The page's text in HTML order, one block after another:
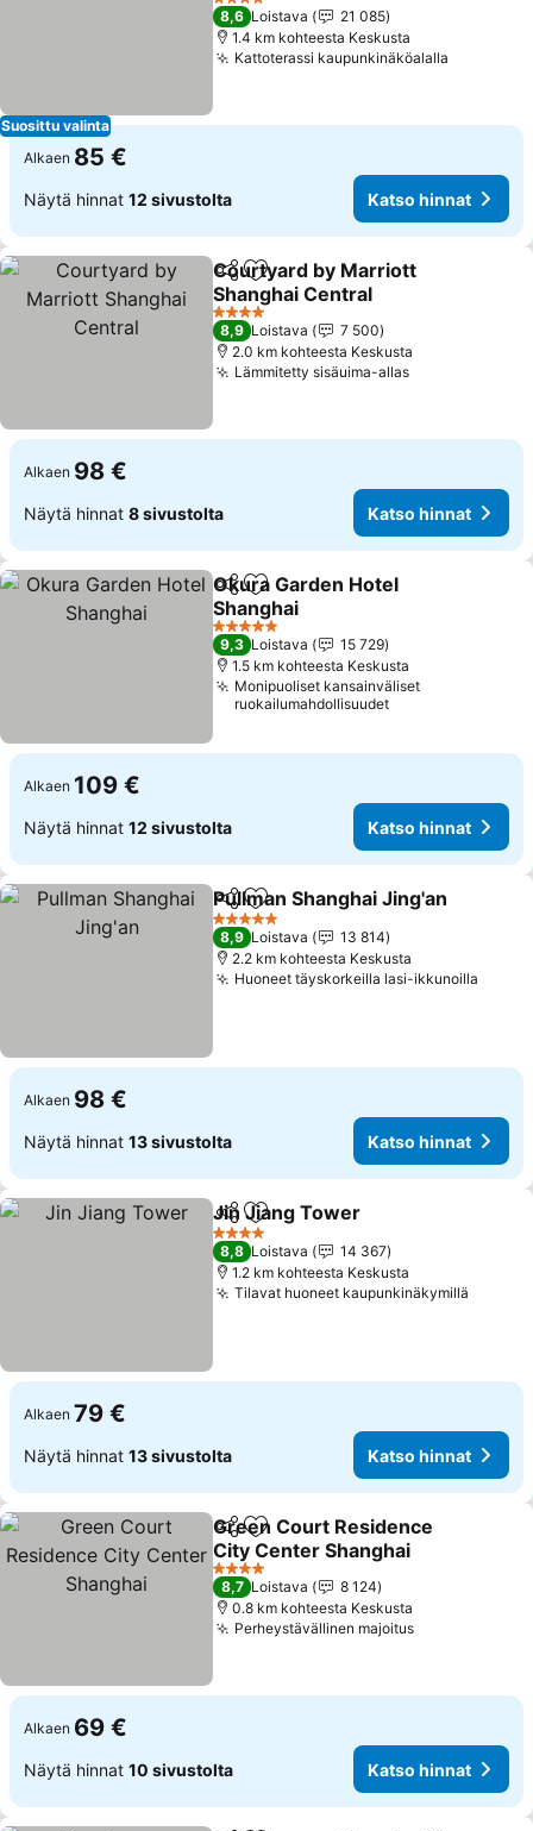
Suosittu valinta
Katso hinnat
4 Tähtiluokitus
8,6 Loistava
21 085
1.4 km kohteesta Keskusta
Kattoterassi kaupunkinäköalalla
Alkaen 85 €
Näytä hinnat 12 sivustolta Katso hinnat
Jaa Lisää suosikkeihin
Courtyard by Marriott
Shanghai Central
Katso hinnat
4 Tähtiluokitus
8,9 Loistava
7 500
2.0 km kohteesta Keskusta
Lämmitetty sisäuima-allasKatso hinnat
Alkaen 98 €
Näytä hinnat 8 sivustolta Katso hinnat
Jaa Lisää suosikkeihin
Okura Garden Hotel
Shanghai
Katso hinnat
5 Tähtiluokitus
9,3 Loistava
15 729
1.5 km kohteesta Keskusta
Monipuoliset kansainväliset
ruokailumahdollisuudet
Alkaen 109 €
Näytä hinnat 12 sivustolta Katso hinnat
Jaa Lisää suosikkeihin
Pullman Shanghai Jing'an
5 Tähtiluokitus
8,9 Loistava
13 814
2.2 km kohteesta Keskusta
Huoneet täyskorkeilla lasi-ikkunoilla
Alkaen 98 €
Näytä hinnat 13 sivustolta Katso hinnat
Jaa Lisää suosikkeihin
Jin Jiang Tower
4 Tähtiluokitus
8,8 Loistava
14 367
1.2 km kohteesta Keskusta
Tilavat huoneet kaupunkinäkymillä
Alkaen 79 €
Näytä hinnat 13 sivustolta Katso hinnat
Jaa Lisää suosikkeihin
Green Court Residence
City Center Shanghai
Katso hinnat
4 Tähtiluokitus
8,7 Loistava
8 124
0.8 km kohteesta Keskusta
Perheystävällinen majoitusKatso hinnat
Alkaen 69 €
Näytä hinnat 10 sivustolta Katso hinnat